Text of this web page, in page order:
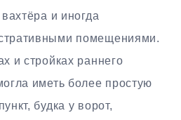
и иногда
помещениями.
и стройках раннего
иметь более простую
будка у ворот,